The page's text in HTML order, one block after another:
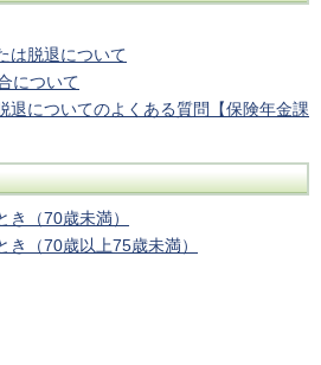
は脱退について
について
退についてのよくある質問【保険年金課
き（70歳未満）
き（70歳以上75歳未満）